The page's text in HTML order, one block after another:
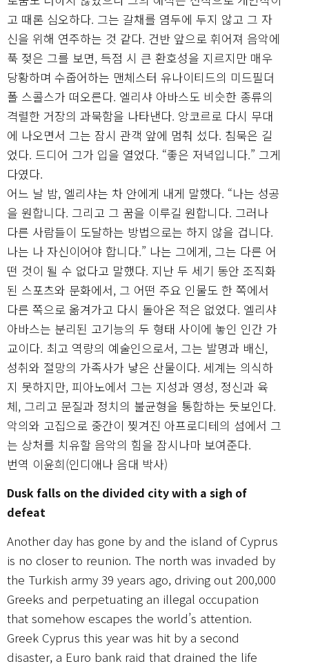
고 때론 심오하다. 그는 갈채를 염두에 두지 않고 그 자
신을 위해 연주하는 것 같다. 건반 앞으로 휘어져 음악에
푹 젖은 그를 보면, 득점 시 큰 환호성을 지르지만 매우
당황하며 수줍어하는 맨체스터 유나이티드의 미드필더
폴 스콜스가 떠오른다. 엘리샤 아바스도 비슷한 종류의
격렬한 거장의 과묵함을 나타낸다. 앙코르로 다시 무대
에 나오면서 그는 잠시 관객 앞에 멈춰 섰다. 침묵은 길
었다. 드디어 그가 입을 열었다. “좋은 저녁입니다.” 그게
다였다.
어느 날 밤, 엘리샤는 차 안에게 내게 말했다. “나는 성공
을 원합니다. 그리고 그 꿈을 이루길 원합니다. 그러나
다른 사람들이 도달하는 방법으로는 하지 않을 겁니다.
나는 나 자신이어야 합니다.” 나는 그에게, 그는 다른 어
떤 것이 될 수 없다고 말했다. 지난 두 세기 동안 조직화
된 스포츠와 문화에서, 그 어떤 주요 인물도 한 쪽에서
다른 쪽으로 옮겨가고 다시 돌아온 적은 없었다. 엘리샤
아바스는 분리된 고기능의 두 형태 사이에 놓인 인간 가
교이다. 최고 역량의 예술인으로서, 그는 발명과 배신,
성취와 절망의 가족사가 낳은 산물이다. 세계는 의식하
지 못하지만, 피아노에서 그는 지성과 영성, 정신과 육
체, 그리고 문질과 정치의 불균형을 통합하는 듯보인다.
악의와 고집으로 중간이 찢겨진 아프로디테의 섬에서 그
는 상처를 치유할 음악의 힘을 잠시나마 보여준다.
번역 이윤희(인디애나 음대 박사)
Dusk falls on the divided city with a sigh of
defeat
Another day has gone by and the island of Cyprus
is no closer to reunion. The north was invaded by
the Turkish army 39 years ago, driving out 200,000
Greeks and perpetuating an illegal occupation
that somehow escapes the world’s attention.
Greek Cyprus this year was hit by a second
disaster, a Euro bank raid that drained the life